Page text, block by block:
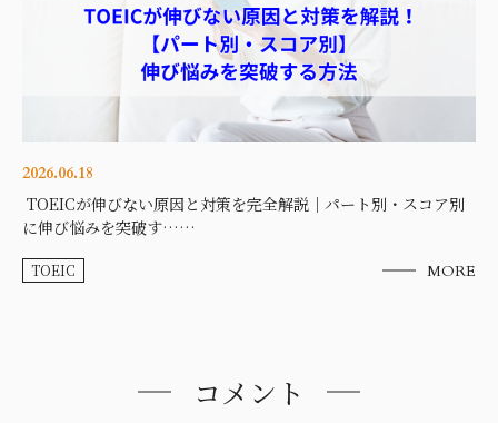
2026.06.18
TOEICが伸びない原因と対策を完全解説｜パート別・スコア別
に伸び悩みを突破す……
TOEIC MORE
コメント